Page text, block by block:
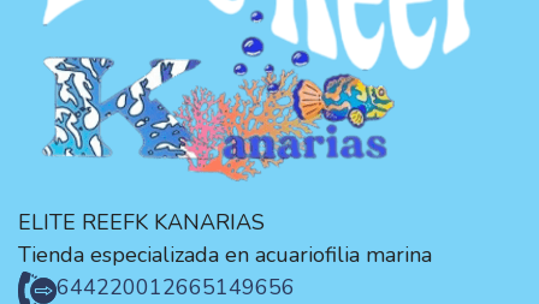
ELITE REEFK KANARIAS
Tienda especializada en acuariofilia marina
644220012665149656